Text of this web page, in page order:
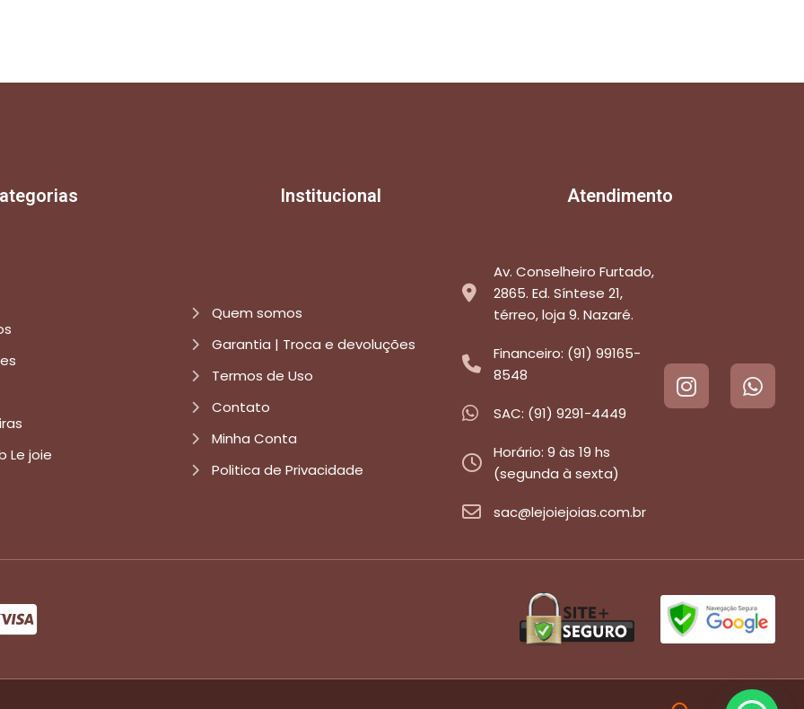
Institucional Atendimento
Le joie
Quem somos
Garantia | Troca e devoluções
Termos de Uso
Contato
Minha Conta
Politica de Privacidade
Av. Conselheiro Furtado,
2865. Ed. Síntese 21,
térreo, loja 9. Nazaré.
Financeiro: (91) 99165-
8548
SAC: (91) 9291-4449
Horário: 9 às 19 hs
(segunda à sexta)
sac@lejoiejoias.com.br